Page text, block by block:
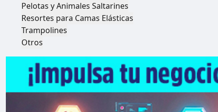
Pelotas y Animales Saltarines
Resortes para Camas Elásticas
Trampolines
Otros